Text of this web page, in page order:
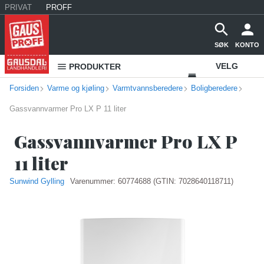
PRIVAT PROFF
SØK KONTO
PRODUKTER VELG
VAREHUS
Forsiden Varme og kjøling Varmtvannsberedere Boligberedere
Gassvannvarmer Pro LX P 11 liter
Gassvannvarmer Pro LX P
11 liter
Sunwind Gylling Varenummer: 60774688 (GTIN: 7028640118711)